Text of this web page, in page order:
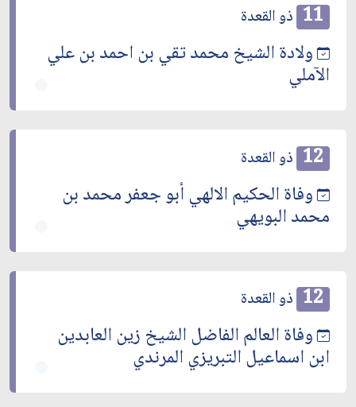
11 ذو القعدة
ولادة الشيخ محمد تقي بن احمد بن علي
الآملي
12 ذو القعدة
وفاة الحكيم الالهي أبو جعفر محمد بن
محمد البويهي
12 ذو القعدة
وفاة العالم الفاضل الشيخ زين العابدين
ابن اسماعيل التبريزي المرندي